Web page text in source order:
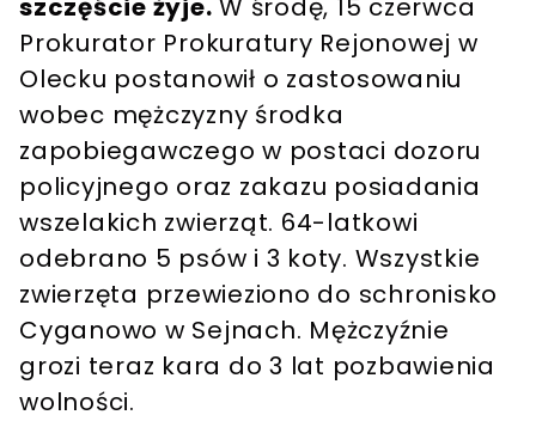
szczęście żyje. W środę, 15 czerwca
Prokurator Prokuratury Rejonowej w
Olecku postanowił o zastosowaniu
wobec mężczyzny środka
zapobiegawczego w postaci dozoru
policyjnego oraz zakazu posiadania
wszelakich zwierząt. 64-latkowi
odebrano 5 psów i 3 koty. Wszystkie
zwierzęta przewieziono do schronisko
Cyganowo w Sejnach. Mężczyźnie
grozi teraz kara do 3 lat pozbawienia
wolności.